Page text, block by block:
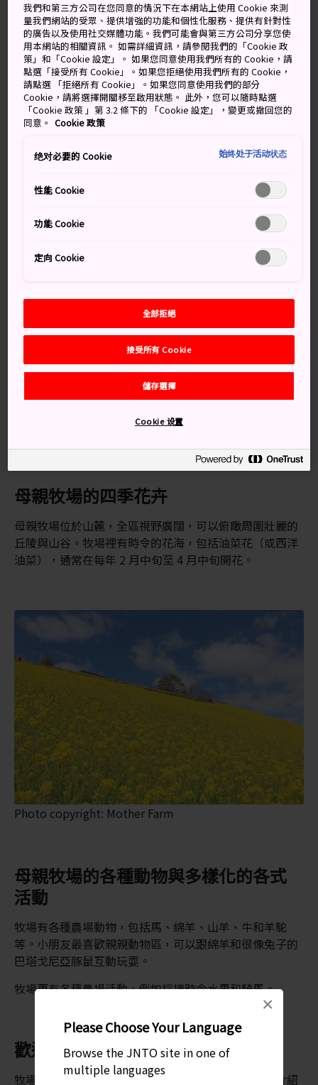
Please Choose Your Language
Browse the JNTO site in one of
multiple languages
×
關鍵字 地圖
騎馬體驗、可愛動物、烤肉和雪
糕所構成的兒童樂園
千葉的母親牧場是當地最受歡迎的景點之一，特別是對小
朋友而言。此牧場位於
的中心，是一處廣闊的
開放空間，那裡有許多動物、活動以及壯觀的房總山景。
知識補給站
在牧場中心的山丘頂端，設置了一個小型遊樂園
單軌電車，能讓大人、小孩盡情地玩耍。
交通方式
從佐貫町站或君津站，可乘搭巴士前往母親牧場。
在佐貫町站，每 2 個小時發出一班巴士開出。在君津站，
平日每 2 個小時有一班巴士開出，周末則是每小時都有巴
母親牧場的四季花卉
母親牧場位於山麓，全區視野廣闊，可以俯瞰周圍壯麗的
丘陵與山谷。牧場裡有時令的花海，包括油菜花（或西洋
油菜），通常在每年 2 月中旬至 4 月中旬開花。
Photo copyright: Mother Farm
母親牧場的各種動物與多樣化的各式
活動
牧場有各種農場動物，包括馬、綿羊、山羊、牛和羊駝
等。小朋友最喜歡親親動物區，可以跟綿羊和很像兔子的
巴塔戈尼亞豚鼠互動玩耍。
牧場更有各種農場活動，例如採摘時令水果和騎馬。
歡迎參加綿羊秀
牧場中最大的活動是綿羊騷，由真正的牧羊人向觀眾介紹
我們和第三方公司在您同意的情況下在本網站上使用 Cookie 來測
量我們網站的受眾、提供增強的功能和個性化服務、提供有針對性
的廣告以及使用社交媒體功能。我們可能會與第三方公司分享您使
用本網站的相關資訊。 如需詳細資訊，請參閱我們的「Cookie 政
策」和「Cookie 設定」。 如果您同意使用我們所有的 Cookie，請
點選「接受所有 Cookie」。如果您拒絕使用我們所有的 Cookie，
請點選 「拒絕所有 Cookie」。如果您同意使用我們的部分
Cookie，請將選擇開關移至啟用狀態。 此外，您可以隨時點選
「Cookie 政策 」第 3.2 條下的 「Cookie 設定」，變更或撤回您的
同意。 Cookie 政策
绝对必要的 Cookie 始终处于活动状态
性能 Cookie
功能 Cookie
定向 Cookie
全部拒絕
接受所有 Cookie
儲存選擇
Cookie 设置